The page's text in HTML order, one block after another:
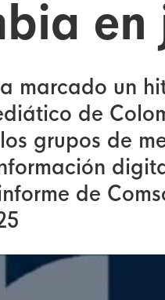
en
marcado un
de
grupos de
de